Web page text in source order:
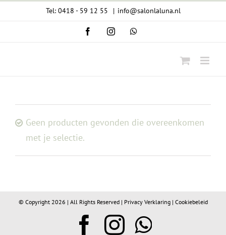
Tel: 0418 - 59 12 55 | info@salonlaluna.nl
FacebookInstagramWhatsApp
Geen producten gevonden die overeenkomen
met je selectie.
© Copyright 2026 | All Rights Reserved | Privacy Verklaring| Cookiebeleid
Facebook
Instagram